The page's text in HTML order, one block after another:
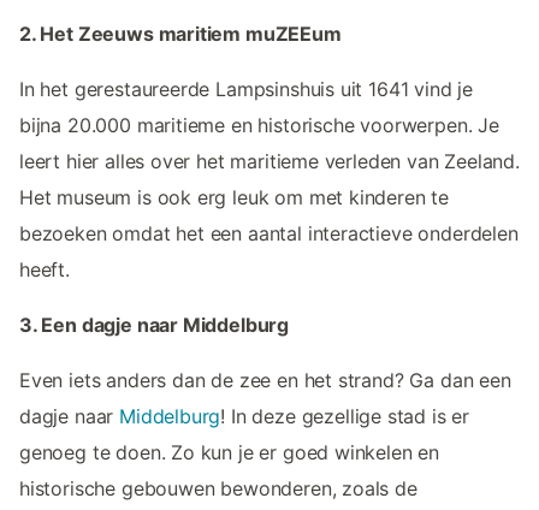
2. Het Zeeuws maritiem muZEEum
In het gerestaureerde Lampsinshuis uit 1641 vind je
bijna 20.000 maritieme en historische voorwerpen. Je
leert hier alles over het maritieme verleden van Zeeland.
Het museum is ook erg leuk om met kinderen te
bezoeken omdat het een aantal interactieve onderdelen
heeft.
3. Een dagje naar Middelburg
Even iets anders dan de zee en het strand? Ga dan een
dagje naar Middelburg! In deze gezellige stad is er
genoeg te doen. Zo kun je er goed winkelen en
historische gebouwen bewonderen, zoals de